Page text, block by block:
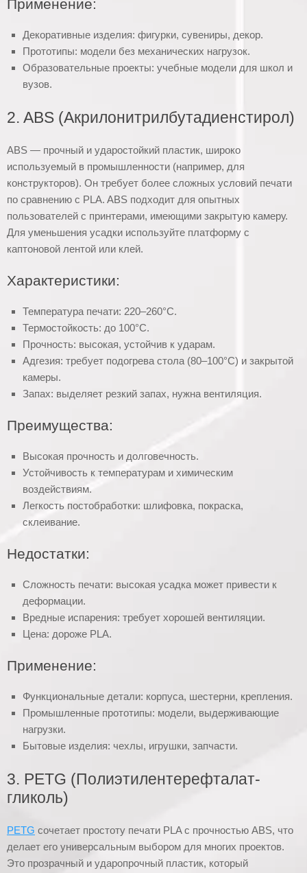
Применение:
Декоративные изделия: фигурки, сувениры, декор.
Прототипы: модели без механических нагрузок.
Образовательные проекты: учебные модели для школ и
вузов.
2. ABS (Акрилонитрилбутадиенстирол)
ABS — прочный и ударостойкий пластик, широко
используемый в промышленности (например, для
конструкторов). Он требует более сложных условий печати
по сравнению с PLA. ABS подходит для опытных
пользователей с принтерами, имеющими закрытую камеру.
Для уменьшения усадки используйте платформу с
каптоновой лентой или клей.
Характеристики:
Температура печати: 220–260°C.
Термостойкость: до 100°C.
Прочность: высокая, устойчив к ударам.
Адгезия: требует подогрева стола (80–100°C) и закрытой
камеры.
Запах: выделяет резкий запах, нужна вентиляция.
Преимущества:
Высокая прочность и долговечность.
Устойчивость к температурам и химическим
воздействиям.
Легкость постобработки: шлифовка, покраска,
склеивание.
Недостатки:
Сложность печати: высокая усадка может привести к
деформации.
Вредные испарения: требует хорошей вентиляции.
Цена: дороже PLA.
Применение:
Функциональные детали: корпуса, шестерни, крепления.
Промышленные прототипы: модели, выдерживающие
нагрузки.
Бытовые изделия: чехлы, игрушки, запчасти.
3. PETG (Полиэтилентерефталат-
гликоль)
PETG сочетает простоту печати PLA с прочностью ABS, что
делает его универсальным выбором для многих проектов.
Это прозрачный и ударопрочный пластик, который